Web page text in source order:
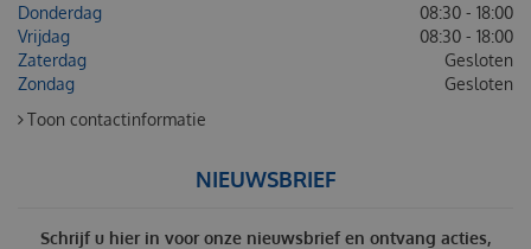
Donderdag
08:30 - 18:00
Vrijdag
08:30 - 18:00
Zaterdag
Gesloten
Zondag
Gesloten
Toon contactinformatie
NIEUWSBRIEF
Schrijf u hier in voor onze nieuwsbrief en ontvang acties,